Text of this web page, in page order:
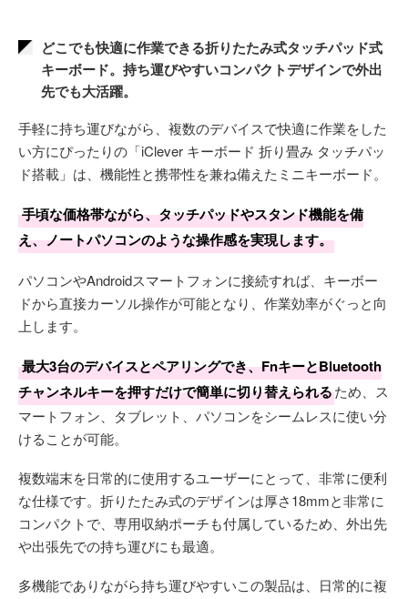
どこでも快適に作業できる折りたたみ式タッチパッド式
キーボード。持ち運びやすいコンパクトデザインで外出
先でも大活躍。
手軽に持ち運びながら、複数のデバイスで快適に作業をした
い方にぴったりの「iClever キーボード 折り畳み タッチパッ
ド搭載」は、機能性と携帯性を兼ね備えたミニキーボード。
手頃な価格帯ながら、タッチパッドやスタンド機能を備
え、ノートパソコンのような操作感を実現します。
パソコンやAndroidスマートフォンに接続すれば、キーボー
ドから直接カーソル操作が可能となり、作業効率がぐっと向
上します。
最大3台のデバイスとペアリングでき、FnキーとBluetooth
チャンネルキーを押すだけで簡単に切り替えられるため、ス
マートフォン、タブレット、パソコンをシームレスに使い分
けることが可能。
複数端末を日常的に使用するユーザーにとって、非常に便利
な仕様です。折りたたみ式のデザインは厚さ18mmと非常に
コンパクトで、専用収納ポーチも付属しているため、外出先
や出張先での持ち運びにも最適。
多機能でありながら持ち運びやすいこの製品は、日常的に複